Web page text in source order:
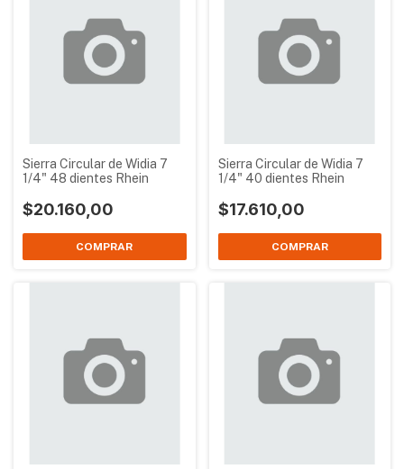
Sierra Circular de Widia 7
1/4" 48 dientes Rhein
$20.160,00
Sierra Circular de Widia 7
1/4" 40 dientes Rhein
$17.610,00